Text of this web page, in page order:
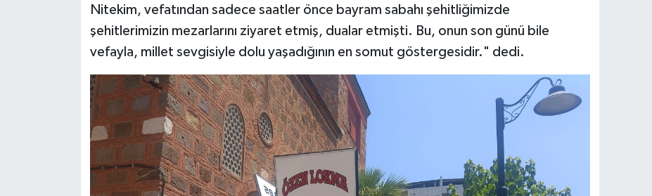
Nitekim, vefatından sadece saatler önce bayram sabahı şehitliğimizde
şehitlerimizin mezarlarını ziyaret etmiş, dualar etmişti. Bu, onun son günü bile
vefayla, millet sevgisiyle dolu yaşadığının en somut göstergesidir." dedi.